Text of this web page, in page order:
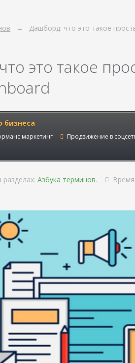
Дашборд: что это такое
это такое
бизнеса
маркетинг Продвижение в
Азбука терминов.